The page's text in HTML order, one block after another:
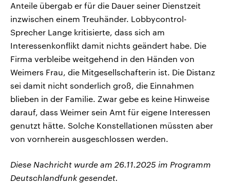
Anteile übergab er für die Dauer seiner Dienstzeit
inzwischen einem Treuhänder. Lobbycontrol-
Sprecher Lange kritisierte, dass sich am
Interessenkonflikt damit nichts geändert habe. Die
Firma verbleibe weitgehend in den Händen von
Weimers Frau, die Mitgesellschafterin ist. Die Distanz
sei damit nicht sonderlich groß, die Einnahmen
blieben in der Familie. Zwar gebe es keine Hinweise
darauf, dass Weimer sein Amt für eigene Interessen
genutzt hätte. Solche Konstellationen müssten aber
von vornherein ausgeschlossen werden.
Diese Nachricht wurde am 26.11.2025 im Programm
Deutschlandfunk gesendet.